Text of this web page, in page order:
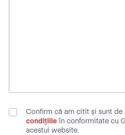
Confirm că am citit și sunt de
condițiile în conformitate cu
acestui website.